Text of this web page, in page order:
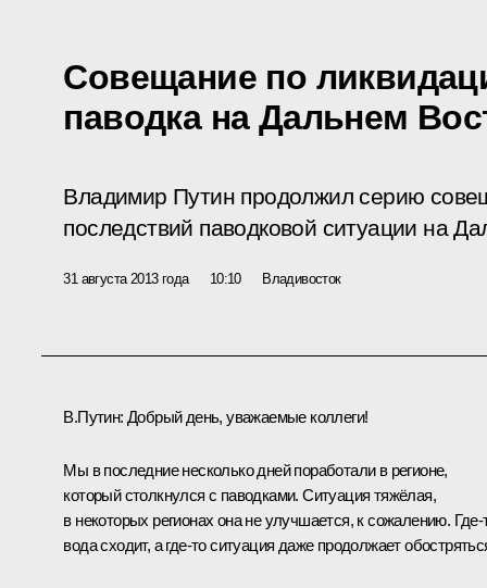
Совещание по
паводка на Дальнем
Владимир Путин продолжил серию
последствий паводковой ситуации на
31 августа 2013 года 10:10 Владивосток
В.Путин: Добрый день, уважаемые коллеги!
Мы в последние несколько дней поработали в регионе,
который столкнулся с паводками. Ситуация тяжёлая,
в некоторых регионах она не улучшается, к сожалению.
вода сходит, а где‑то ситуация даже продолжает